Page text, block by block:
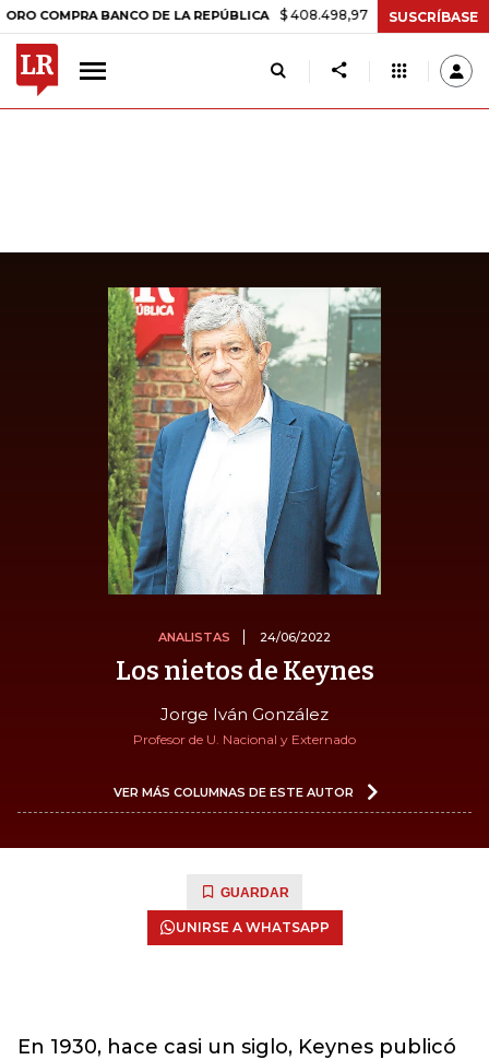
BANCO DE LA REPÚBLICA $ 408.498,97 +$ 8.753,81 +2,19%
SUSCRÍBASE
ANALISTAS 24/06/2022
Los nietos de Keynes
Jorge Iván González
Profesor de U. Nacional y Externado
VER MÁS COLUMNAS DE ESTE AUTOR
GUARDAR
UNIRSE A WHATSAPP
En 1930, hace casi un siglo, Keynes publicó